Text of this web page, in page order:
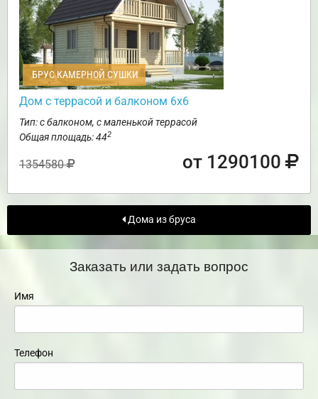
БРУС КАМЕРНОЙ СУШКИ
Дом с террасой и балконом 6х6
Тип: с балконом, с маленькой террасой
Общая площадь: 442
1354580 от 1290100
Дома из бруса
Заказать или задать вопрос
Имя
Телефон